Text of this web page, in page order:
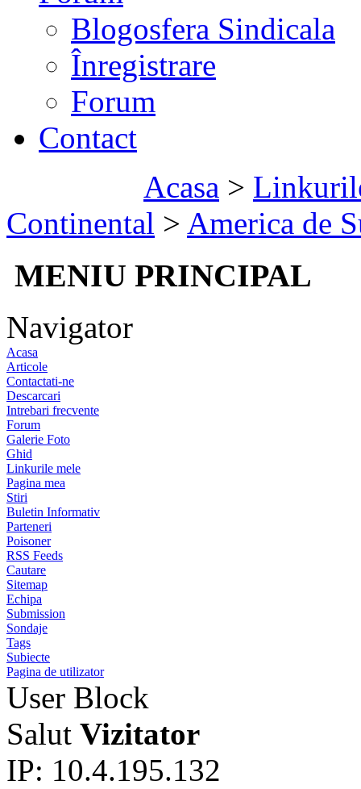
Blogosfera Sindicala
Înregistrare
Forum
Contact
Acasa >
Continental > America de
MENIU PRINCIPAL
Navigator
Acasa
Articole
Contactati-ne
Descarcari
Intrebari frecvente
Forum
Galerie Foto
Ghid
Linkurile mele
Pagina mea
Stiri
Buletin Informativ
Parteneri
Poisoner
RSS Feeds
Cautare
Sitemap
Echipa
Submission
Sondaje
Tags
Subiecte
Pagina de utilizator
User Block
Salut Vizitator
IP: 10.4.195.132